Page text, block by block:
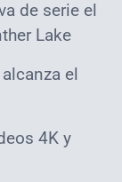
de serie el
Lake
el
4K y